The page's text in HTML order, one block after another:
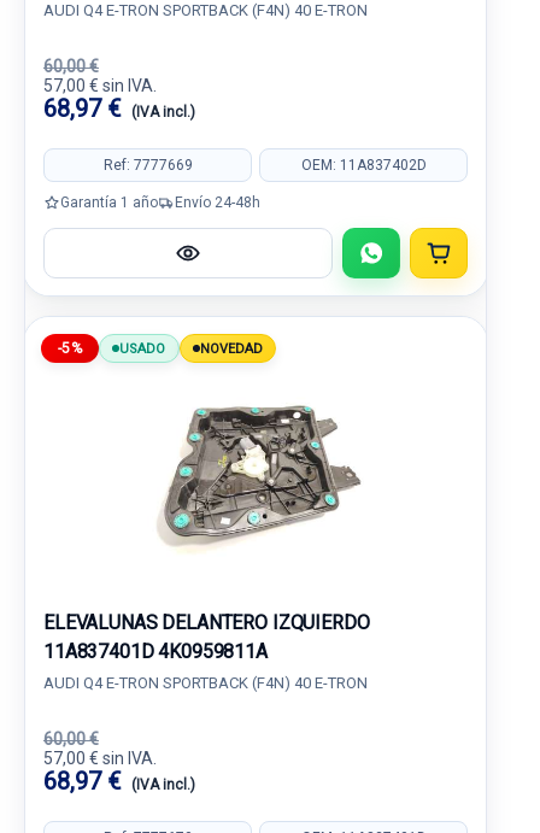
AUDI Q4 E-TRON SPORTBACK (F4N) 40 E-TRON
60,00 €
57,00 € sin IVA.
68,97 € (IVA incl.)
Ref: 7777669 OEM: 11A837402D
Garantía 1 año Envío 24-48h
-5% USADO NOVEDAD
ELEVALUNAS DELANTERO IZQUIERDO
11A837401D 4K0959811A
AUDI Q4 E-TRON SPORTBACK (F4N) 40 E-TRON
60,00 €
57,00 € sin IVA.
68,97 € (IVA incl.)